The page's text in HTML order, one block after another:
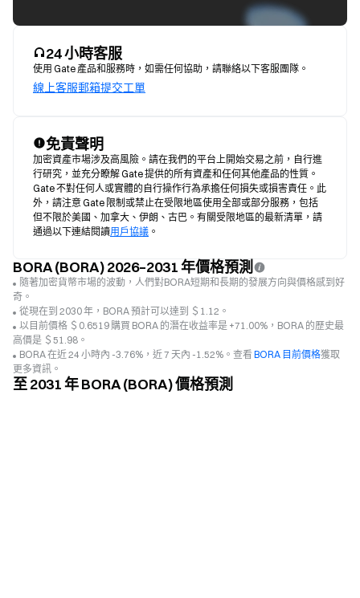
24 小時客服
使用 Gate 產品和服務時，如需任何協助，請聯絡以下客服團隊。
線上客服郵箱提交工單
免責聲明
加密資產市場涉及高風險。請在我們的平台上開始交易之前，自行進
行研究，並充分瞭解 Gate 提供的所有資產和任何其他產品的性質。
Gate 不對任何人或實體的自行操作行為承擔任何損失或損害責任。此
外，請注意 Gate 限制或禁止在受限地區使用全部或部分服務，包括
但不限於美國、加拿大、伊朗、古巴。有關受限地區的最新清單，請
通過以下連結閱讀用戶協議 。
BORA (BORA) 2026–2031 年價格預測
隨著加密貨幣市場的波動，人們對BORA短期和長期的發展方向與價格感到好
奇。
從現在到 2030 年，BORA 預計可以達到 ＄1.12。
以目前價格 ＄0.6519 購買 BORA 的潛在收益率是 +71.00%，BORA 的歷史最
高價是 ＄51.98。
BORA 在近 24 小時內 -3.76%，近 7 天內 -1.52%。查看BORA 目前價格獲取
更多資訊。
至 2031 年 BORA (BORA) 價格預測